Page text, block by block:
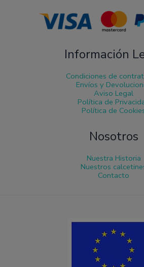
Información
Condiciones de
Envíos y
Aviso Legal
Política de
Política de
Nosotros
Nuestra Historia
Nuestros
Contacto